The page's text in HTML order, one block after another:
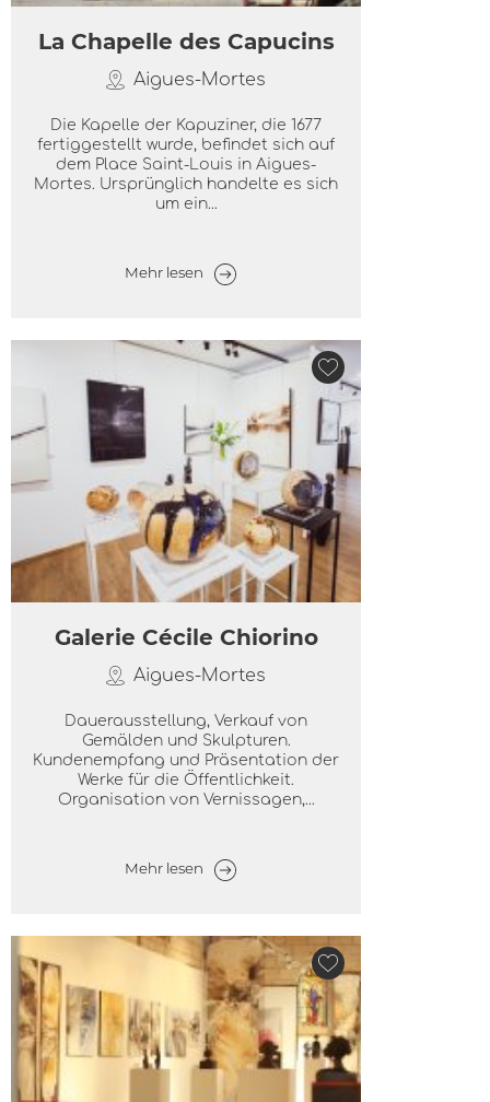
La Chapelle des Capucins
Aigues-Mortes
Die Kapelle der Kapuziner, die 1677
fertiggestellt wurde, befindet sich auf
dem Place Saint-Louis in Aigues-
Mortes. Ursprünglich handelte es sich
um ein...
Mehr lesen
Galerie Cécile Chiorino
Aigues-Mortes
Dauerausstellung, Verkauf von
Gemälden und Skulpturen.
Kundenempfang und Präsentation der
Werke für die Öffentlichkeit.
Organisation von Vernissagen,...
Mehr lesen